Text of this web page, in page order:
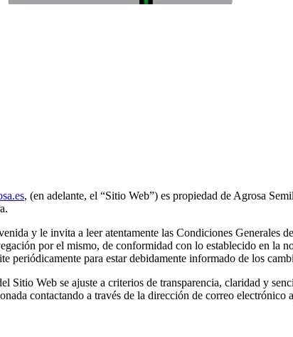
, (en adelante, el “Sitio Web”) es propiedad de Agrosa
y le invita a leer atentamente las Condiciones Generales
por el mismo, de conformidad con lo establecido en
periódicamente para estar debidamente informado de los
Sitio Web se ajuste a criterios de transparencia, claridad y
contactando a través de la dirección de correo electrónico